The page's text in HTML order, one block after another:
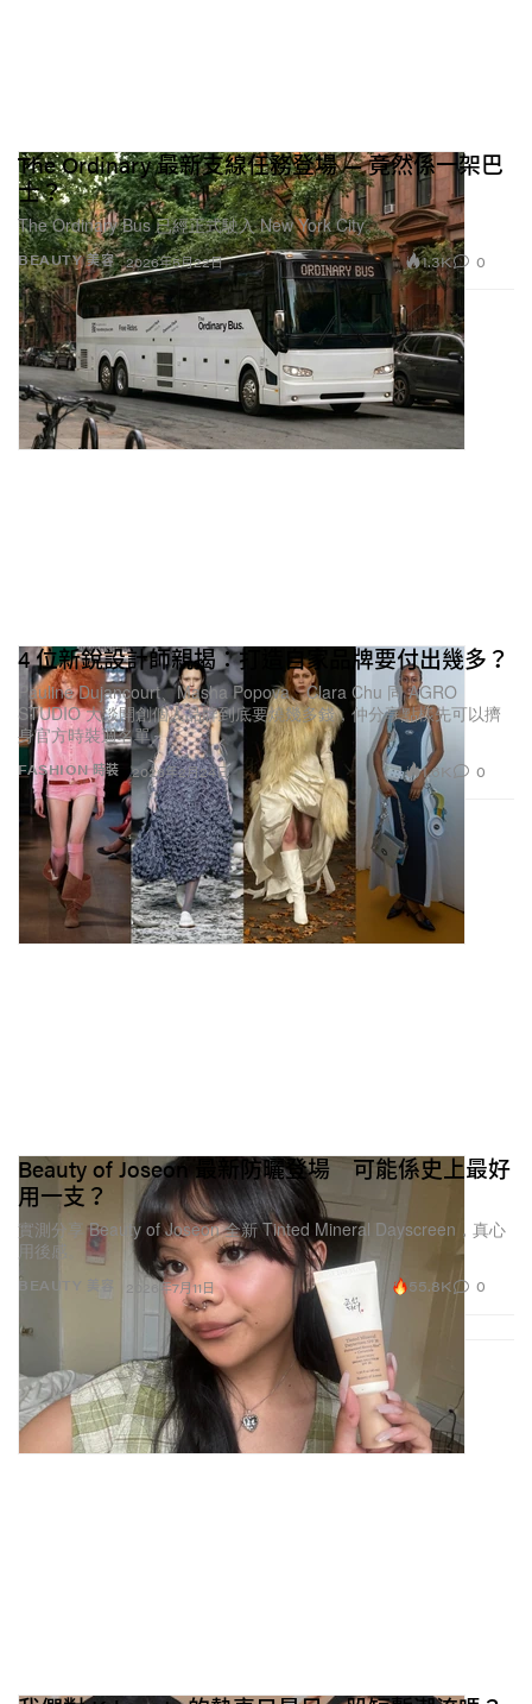
BEAUTY 美容
The Ordinary 最新支線任務登場 — 竟然係一架巴
士？
The Ordinary Bus 已經正式駛入 New York City。
2026年5月22日 1.3K 0
FASHION 時裝
4 位新銳設計師親揭：打造自家品牌要付出幾多？
Pauline Dujancourt、Masha Popova、Clara Chu 同 AGRO
STUDIO 大談開創個人品牌到底要燒幾多錢，仲分享點樣先可以擠
身官方時裝週名單。
2026年2月24日 1.6K 0
BEAUTY 美容
Beauty of Joseon 最新防曬登場 可能係史上最好
用一支？
實測分享 Beauty of Joseon 全新 Tinted Mineral Dayscreen，真心
用後感。
2026年7月11日 55.8K 0